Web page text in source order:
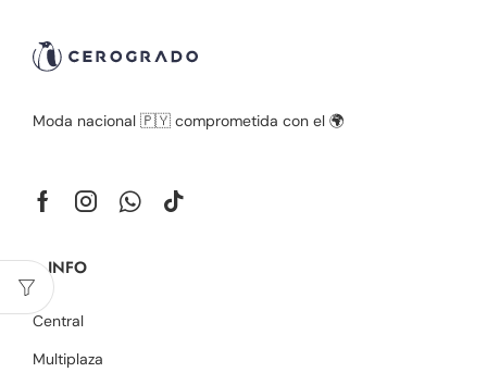
Moda nacional 🇵🇾 comprometida con el 🌍
+ INFO
Central
Multiplaza